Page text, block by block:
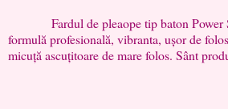
Fardul de pleaope tip baton Power
formulă profesională, vibranta, ușor de
micuță ascuțitoare de mare folos. Sânt